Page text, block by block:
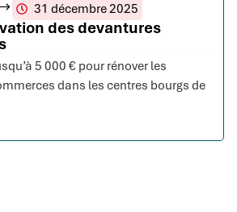
31 décembre 2025
des devantures
5 000 € pour rénover les
dans les centres bourgs de